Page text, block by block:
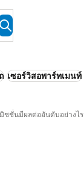
เซอร์วิสอพาร์ทเมนท์
ชชั่นมีผลต่ออันดับอย่างไร
การโปรด